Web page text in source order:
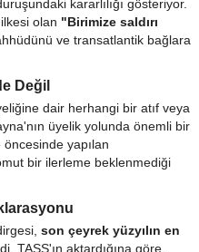
kararlılığı gösteriyor.
olan "Birimize saldırı
ve transatlantik bağlara
Değil
dair herhangi bir atıf veya
üyelik yolunda önemli bir
öncesinde yapılan
bir ilerleme beklenmediği
son çeyrek yüzyılın en
TASS'ın aktardığına göre,